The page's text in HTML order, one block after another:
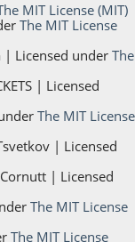
MIT License (MIT)
The MIT License
Licensed underThe
| Licensed
The MIT License
| Licensed
| Licensed
The MIT License
The MIT License